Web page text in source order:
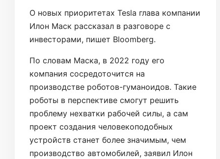
О новых приоритетах Tesla глава компании
Илон Маск рассказал в разговоре с
инвесторами, пишет Bloomberg.
По словам Маска, в 2022 году его
компания сосредоточится на
производстве роботов-гуманоидов. Такие
роботы в перспективе смогут решить
проблему нехватки рабочей силы, а сам
проект создания человекоподобных
устройств станет более значимым, чем
производство автомобилей, заявил Илон